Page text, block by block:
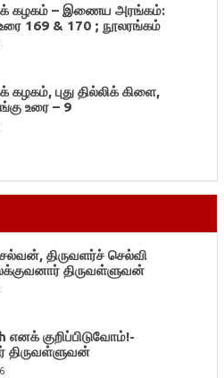
கழகம் – இணைய அரங்கம்:
169 & 170 ; நூலரங்கம்
கழகம், புது தில்லிக் கிளை,
உரை – 9
திருவளர்ச் செல்வி
திருவள்ளுவன்
குறிப்பிடுவோம்!-
திருவள்ளுவன்